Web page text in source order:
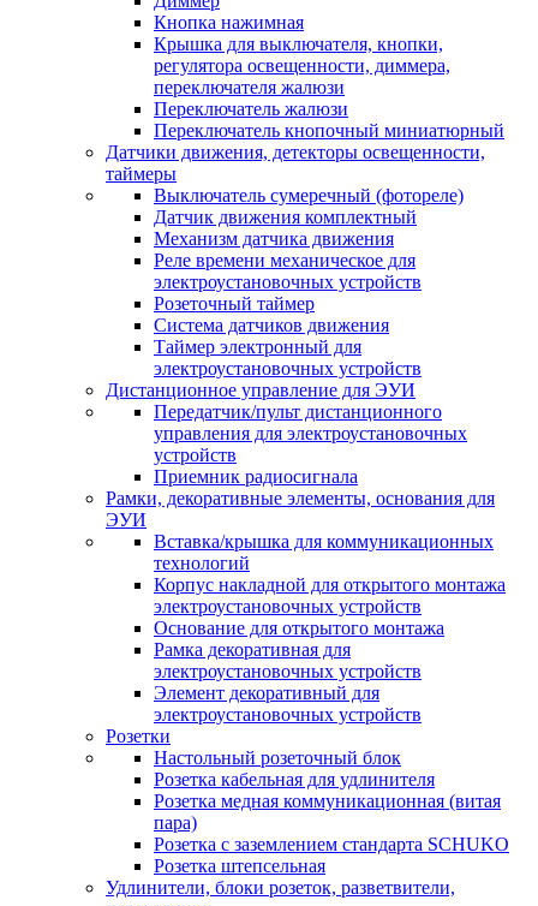
Кнопка нажимная
Крышка для выключателя, кнопки,
регулятора освещенности, диммера,
переключателя жалюзи
Переключатель жалюзи
Переключатель кнопочный миниатюрный
Датчики движения, детекторы освещенности,
таймеры
Выключатель сумеречный (фотореле)
Датчик движения комплектный
Механизм датчика движения
Реле времени механическое для
электроустановочных устройств
Розеточный таймер
Система датчиков движения
Таймер электронный для
электроустановочных устройств
Дистанционное управление для ЭУИ
Передатчик/пульт дистанционного
управления для электроустановочных
устройств
Приемник радиосигнала
Рамки, декоративные элементы, основания для
ЭУИ
Вставка/крышка для коммуникационных
технологий
Корпус накладной для открытого монтажа
электроустановочных устройств
Основание для открытого монтажа
Рамка декоративная для
электроустановочных устройств
Элемент декоративный для
электроустановочных устройств
Розетки
Настольный розеточный блок
Розетка кабельная для удлинителя
Розетка медная коммуникационная (витая
пара)
Розетка с заземлением стандарта SCHUKO
Розетка штепсельная
Удлинители, блоки розеток, разветвители,